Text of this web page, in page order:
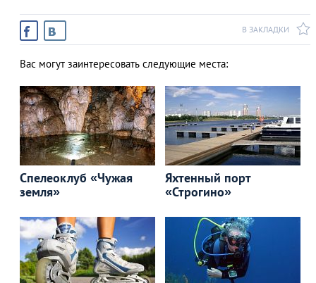
В ЗАКЛАДКИ
Вас могут заинтересовать следующие места:
Спелеоклуб «Чужая
земля»
Яхтенный порт
«Строгино»